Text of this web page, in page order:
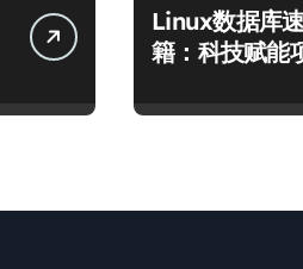
Linux数据库
籍：科技赋能